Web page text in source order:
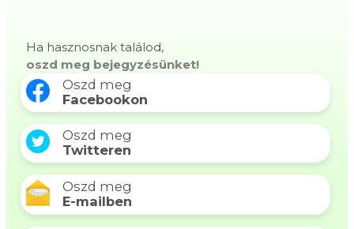
Ha hasznosnak találod,
oszd meg bejegyzésünket!
Oszd meg
Facebookon
Oszd meg
Twitteren
Oszd meg
E-mailben